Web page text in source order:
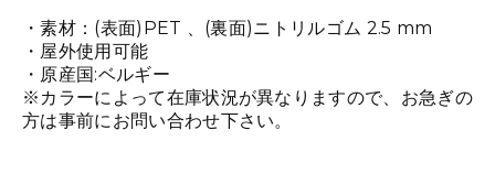
・素材：(表面)PET 、(裏面)ニトリルゴム 2.5 mm
・屋外使用可能
・原産国:ベルギー
※カラーによって在庫状況が異なりますので、お急ぎの
方は事前にお問い合わせ下さい。